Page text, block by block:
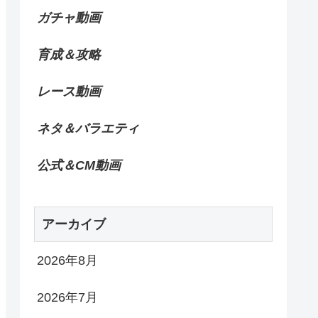
ガチャ動画
育成＆攻略
レース動画
ネタ＆バラエティ
公式＆CM動画
アーカイブ
2026年8月
2026年7月